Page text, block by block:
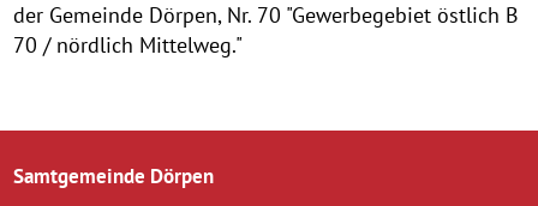
der Gemeinde Dörpen, Nr. 70 "Gewerbegebiet östlich B
70 / nördlich Mittelweg."
Samtgemeinde Dörpen